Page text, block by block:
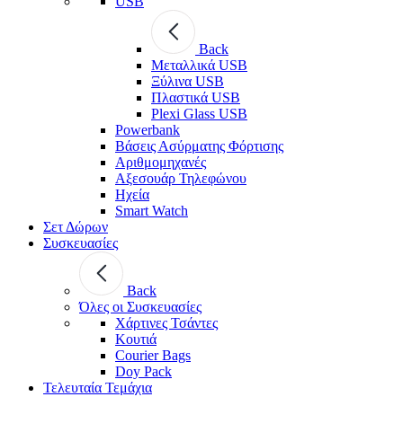
Back
Μεταλλικά USB
Ξύλινα USB
Πλαστικά USB
Plexi Glass USB
Powerbank
Βάσεις Ασύρματης Φόρτισης
Αριθμομηχανές
Αξεσουάρ Τηλεφώνου
Ηχεία
Smart Watch
Σετ Δώρων
Συσκευασίες
Back
Όλες οι Συσκευασίες
Χάρτινες Τσάντες
Κουτιά
Courier Bags
Doy Pack
Τελευταία Τεμάχια